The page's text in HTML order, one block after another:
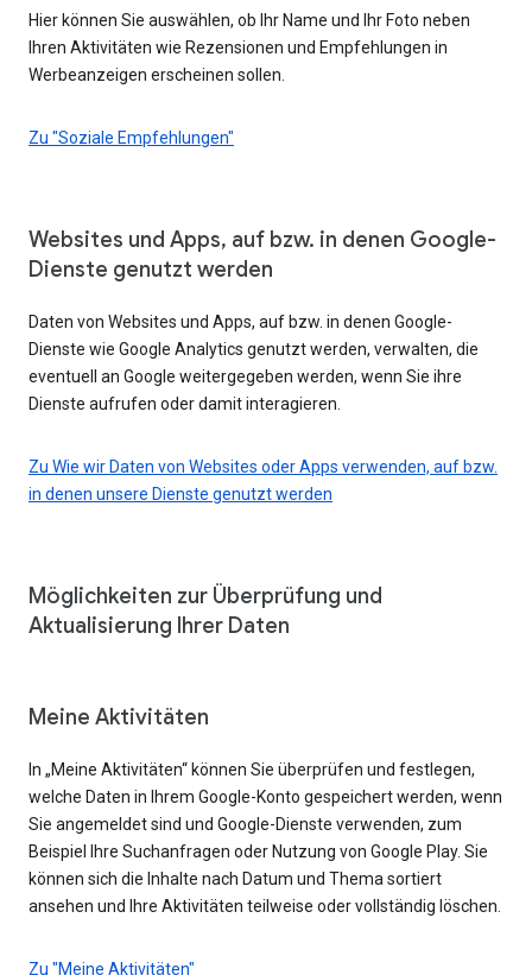
Hier können Sie auswählen, ob Ihr Name und Ihr Foto neben
Ihren Aktivitäten wie Rezensionen und Empfehlungen in
Werbeanzeigen erscheinen sollen.
Zu "Soziale Empfehlungen"
Websites und Apps, auf bzw. in denen Google-
Dienste genutzt werden
Daten von Websites und Apps, auf bzw. in denen Google-
Dienste wie Google Analytics genutzt werden, verwalten, die
eventuell an Google weitergegeben werden, wenn Sie ihre
Dienste aufrufen oder damit interagieren.
Zu Wie wir Daten von Websites oder Apps verwenden, auf bzw.
in denen unsere Dienste genutzt werden
Möglichkeiten zur Überprüfung und
Aktualisierung Ihrer Daten
Meine Aktivitäten
In „Meine Aktivitäten“ können Sie überprüfen und festlegen,
welche Daten in Ihrem Google-Konto gespeichert werden, wenn
Sie angemeldet sind und Google-Dienste verwenden, zum
Beispiel Ihre Suchanfragen oder Nutzung von Google Play. Sie
können sich die Inhalte nach Datum und Thema sortiert
ansehen und Ihre Aktivitäten teilweise oder vollständig löschen.
Zu "Meine Aktivitäten"